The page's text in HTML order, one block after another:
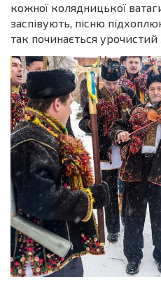
кожної колядницької
заспівують, пісню
так починається